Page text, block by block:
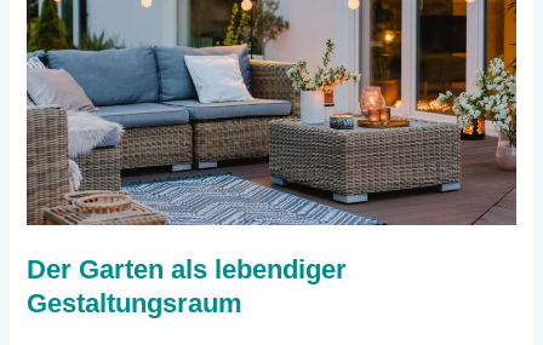
Der Garten als lebendiger
Gestaltungsraum